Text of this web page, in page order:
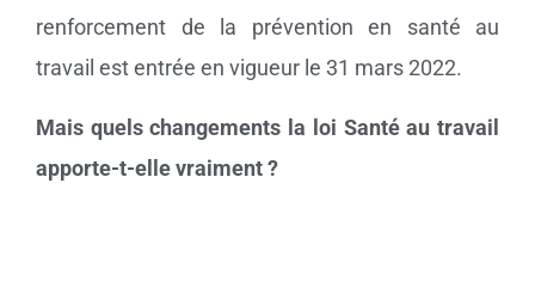
renforcement de la prévention en santé au
travail est entrée en vigueur le 31 mars 2022.
Mais quels changements la loi Santé au travail
apporte-t-elle vraiment ?